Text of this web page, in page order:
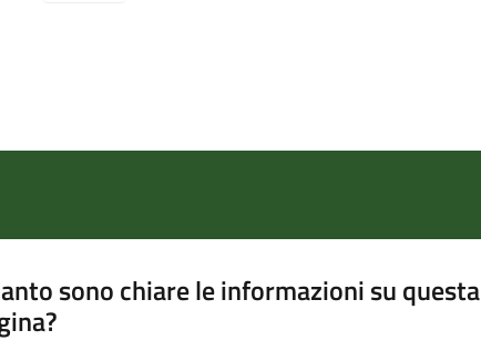
sono chiare le informazioni su questa